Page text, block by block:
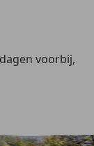
voorbij,